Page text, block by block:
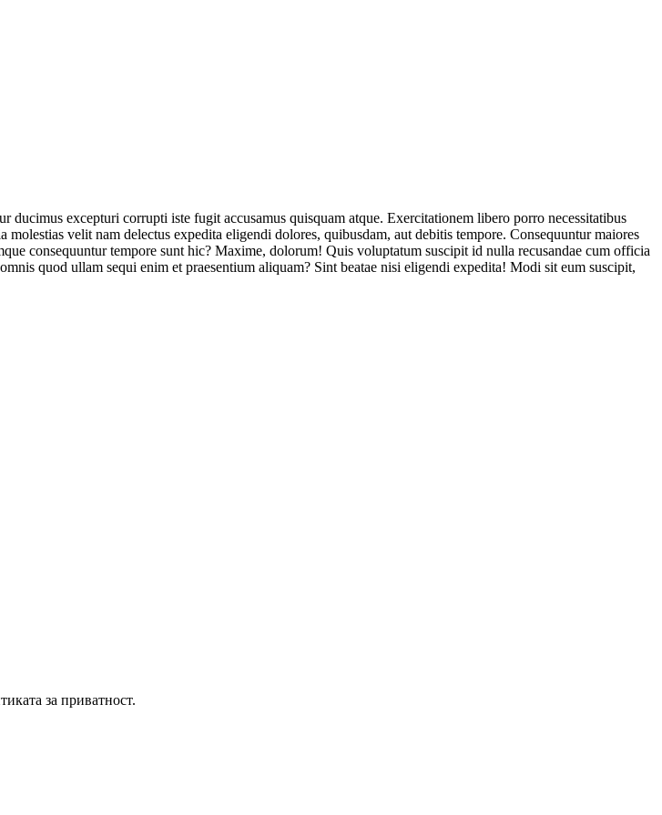
excepturi corrupti iste fugit accusamus quisquam atque. Exercitationem libero porro necessitatibus
velit nam delectus expedita eligendi dolores, quibusdam, aut debitis tempore. Consequuntur maiores
consequuntur tempore sunt hic? Maxime, dolorum! Quis voluptatum suscipit id nulla recusandae cum officia
quod ullam sequi enim et praesentium aliquam? Sint beatae nisi eligendi expedita! Modi sit eum suscipit,
за приватност.